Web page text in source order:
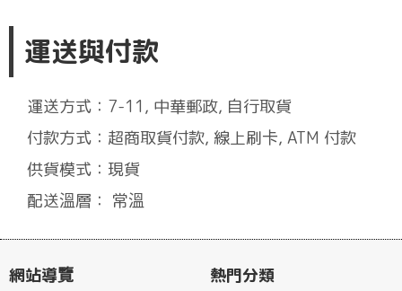
運送與付款
運送方式：7-11, 中華郵政, 自行取貨
付款方式：超商取貨付款, 線上刷卡, ATM 付款
供貨模式：現貨
配送溫層： 常溫
網站導覽
熱門分類